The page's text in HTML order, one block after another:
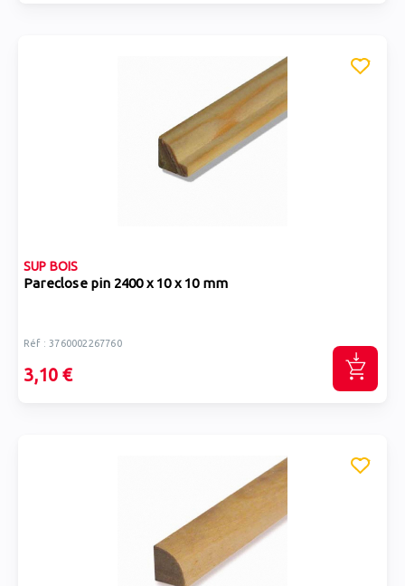
SUP BOIS
Pareclose pin 2400 x 10 x 10 mm
Réf : 3760002267760
3,10 €